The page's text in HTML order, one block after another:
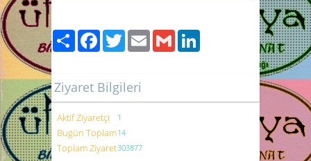
PaylaşFacebook
TwitterEmailGmail
Ziyaret Bilgileri
Aktif Ziyaretçi 1
Bugün Toplam14
Toplam Ziyaret303877